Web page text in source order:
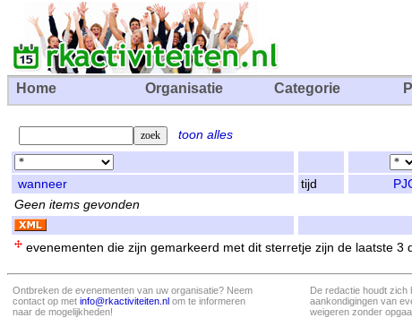
Home Organisatie Categorie
toon alles
wanneer tijd
Geen items gevonden
evenementen die zijn gemarkeerd met dit sterretje zijn de laatste 3
Ontbreken de evenementen van uw organisatie? Neem
contact op met info@rkactiviteiten.nl om te informeren
naar de mogelijkheden!
De redactie houdt zich
aankondigingen van
weigeren zonder